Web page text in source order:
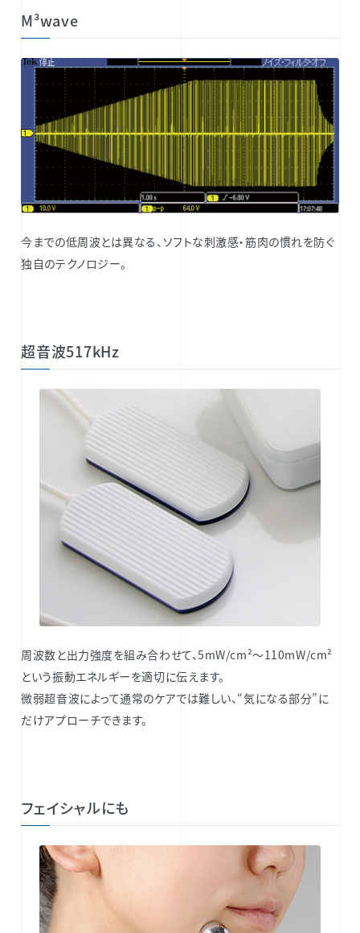
M³wave
今までの低周波とは異なる、ソフトな刺激感・筋肉の慣れを防ぐ
独自のテクノロジー。
超音波517kHz
周波数と出力強度を組み合わせて、5mW/cm²～110mW/cm²
という振動エネルギーを適切に伝えます。
微弱超音波によって通常のケアでは難しい、“気になる部分”に
だけアプローチできます。
フェイシャルにも